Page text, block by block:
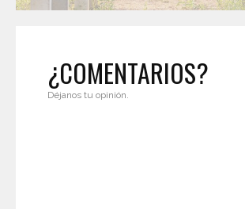
¿COMENTARIOS?
Déjanos tu opinión.